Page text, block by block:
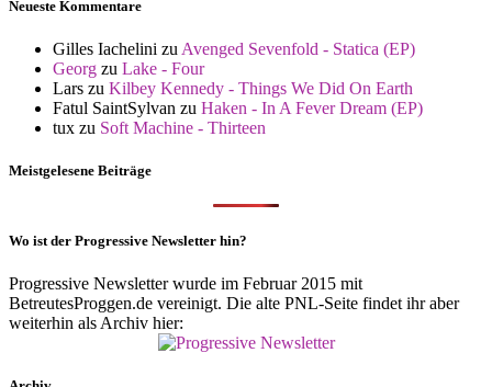
Neueste Kommentare
Gilles Iachelini zu Avenged Sevenfold - Statica (EP)
Georg zu Lake - Four
Lars zu Kilbey Kennedy - Things We Did On Earth
Fatul SaintSylvan zu Haken - In A Fever Dream (EP)
tux zu Soft Machine - Thirteen
Meistgelesene Beiträge
Wo ist der Progressive Newsletter hin?
Progressive Newsletter wurde im Februar 2015 mit
BetreutesProggen.de vereinigt. Die alte PNL-Seite findet ihr aber
weiterhin als Archiv hier: